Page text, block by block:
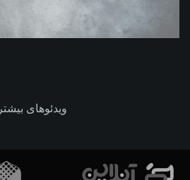
ویدئوهای بیشتر